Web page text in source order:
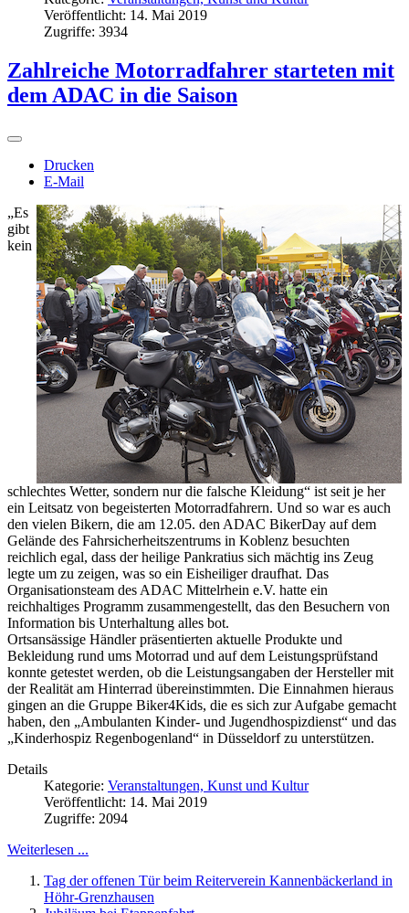
Veröffentlicht: 14. Mai 2019
Zugriffe: 3934
Zahlreiche Motorradfahrer starteten mit
dem ADAC in die Saison
Drucken
E-Mail
„Es
gibt
kein
schlechtes Wetter, sondern nur die falsche Kleidung“ ist seit je her
ein Leitsatz von begeisterten Motorradfahrern. Und so war es auch
den vielen Bikern, die am 12.05. den ADAC BikerDay auf dem
Gelände des Fahrsicherheitszentrums in Koblenz besuchten
reichlich egal, dass der heilige Pankratius sich mächtig ins Zeug
legte um zu zeigen, was so ein Eisheiliger draufhat. Das
Organisationsteam des ADAC Mittelrhein e.V. hatte ein
reichhaltiges Programm zusammengestellt, das den Besuchern von
Information bis Unterhaltung alles bot.
Ortsansässige Händler präsentierten aktuelle Produkte und
Bekleidung rund ums Motorrad und auf dem Leistungsprüfstand
konnte getestet werden, ob die Leistungsangaben der Hersteller mit
der Realität am Hinterrad übereinstimmten. Die Einnahmen hieraus
gingen an die Gruppe Biker4Kids, die es sich zur Aufgabe gemacht
haben, den „Ambulanten Kinder- und Jugendhospizdienst“ und das
„Kinderhospiz Regenbogenland“ in Düsseldorf zu unterstützen.
Details
Kategorie: Veranstaltungen, Kunst und Kultur
Veröffentlicht: 14. Mai 2019
Zugriffe: 2094
Weiterlesen ...
Tag der offenen Tür beim Reiterverein Kannenbäckerland in
Höhr-Grenzhausen